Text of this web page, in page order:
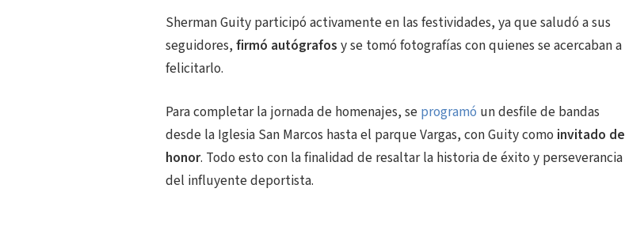
Sherman Guity participó activamente en las festividades, ya que saludó a sus
seguidores,firmó autógrafos y se tomó fotografías con quienes se acercaban a
felicitarlo.
Para completar la jornada de homenajes, se programó un desfile de bandas
desde la Iglesia San Marcos hasta el parque Vargas, con Guity como invitado de
honor. Todo esto con la finalidad de resaltar lahistoria de éxito y perseverancia
del influyente deportista.